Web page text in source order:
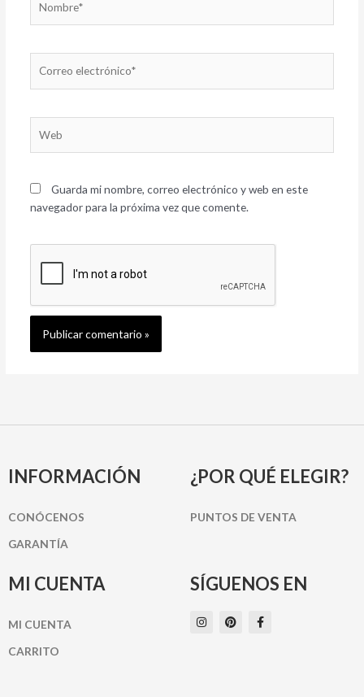
electrónico*
Guarda mi nombre, correo electrónico y web en este
navegador para la próxima vez que comente.
INFORMACIÓN
CONÓCENOS
GARANTÍA
¿POR QUÉ ELEGIR?
PUNTOS DE VENTA
MI CUENTA
MI CUENTA
CARRITO
SÍGUENOS EN
I
n
P
i
F
a